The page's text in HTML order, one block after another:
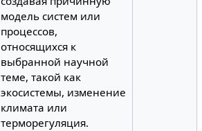
модель систем или
процессов,
относящихся к
выбранной научной
теме, такой как
экосистемы, изменение
климата или
терморегуляция.